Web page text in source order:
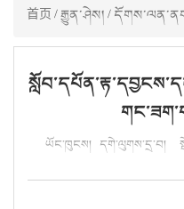
首页/རྒྱུན་ཤེས།/
ཡོང་ཁུངས། དགེ་ལུགས་དྲ་བ།